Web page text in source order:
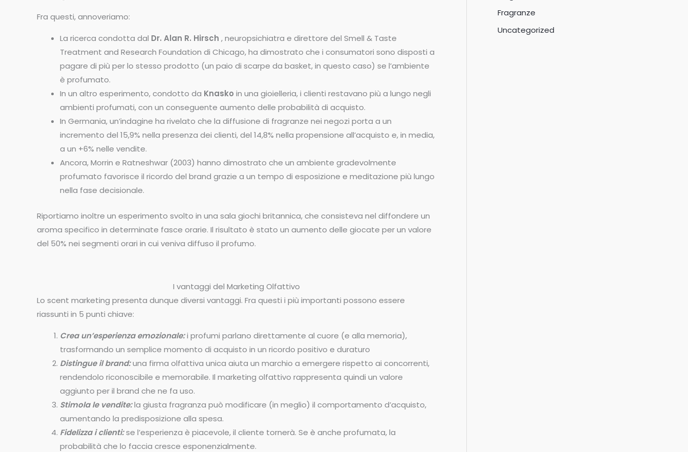
Fra questi, annoveriamo:
La ricerca condotta dal Dr. Alan R. Hirsch , neuropsichiatra e direttore del Smell & Taste
Treatment and Research Foundation di Chicago, ha dimostrato che i consumatori sono disposti a
pagare di più per lo stesso prodotto (un paio di scarpe da basket, in questo caso) se l’ambiente
è profumato.
In un altro esperimento, condotto da Knasko in una gioielleria, i clienti restavano più a lungo negli
ambienti profumati, con un conseguente aumento delle probabilità di acquisto.
In Germania, un’indagine ha rivelato che la diffusione di fragranze nei negozi porta a un
incremento del 15,9% nella presenza dei clienti, del 14,8% nella propensione all’acquisto e, in media,
a un +6% nelle vendite.
Ancora, Morrin e Ratneshwar (2003) hanno dimostrato che un ambiente gradevolmente
profumato favorisce il ricordo del brand grazie a un tempo di esposizione e meditazione più lungo
nella fase decisionale.
Riportiamo inoltre un esperimento svolto in una sala giochi britannica, che consisteva nel diffondere un
aroma specifico in determinate fasce orarie. Il risultato è stato un aumento delle giocate per un valore
del 50% nei segmenti orari in cui veniva diffuso il profumo.
I vantaggi del Marketing Olfattivo
Lo scent marketing presenta dunque diversi vantaggi. Fra questi i più importanti possono essere
riassunti in 5 punti chiave:
Crea un’esperienza emozionale:i profumi parlano direttamente al cuore (e alla memoria),
trasformando un semplice momento di acquisto in un ricordo positivo e duraturo
Distingue il brand:una firma olfattiva unica aiuta un marchio a emergere rispetto ai concorrenti,
rendendolo riconoscibile e memorabile. Il marketing olfattivo rappresenta quindi un valore
aggiunto per il brand che ne fa uso.
Stimola le vendite:la giusta fragranza può modificare (in meglio) il comportamento d’acquisto,
aumentando la predisposizione alla spesa.
Fidelizza i clienti:se l’esperienza è piacevole, il cliente tornerà. Se è anche profumata, la
probabilità che lo faccia cresce esponenzialmente.
Fragranze
Uncategorized